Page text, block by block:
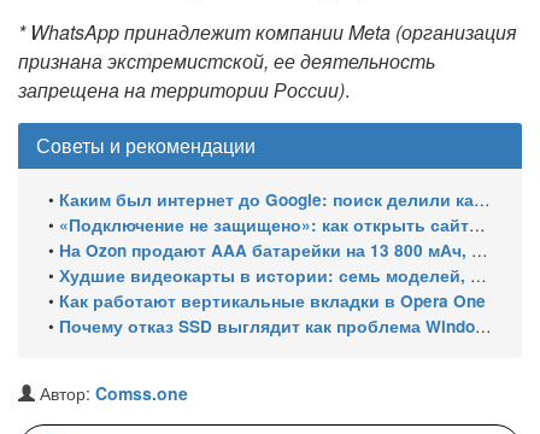
* WhatsApp принадлежит компании Meta (организация
признана экстремистской, ее деятельность
запрещена на территории России).
Советы и рекомендации
• Каким был интернет до Google: поиск делили каталоги, роботы и порталы
• «Подключение не защищено»: как открыть сайты с российскими сертификатами
• На Ozon продают AAA батарейки на 13 800 мАч, замер показал 400 мАч на элемент
• Худшие видеокарты в истории: семь моделей, провалившихся за 30 лет
• Как работают вертикальные вкладки в Opera One
• Почему отказ SSD выглядит как проблема Windows и как это проверить
Автор: Comss.one